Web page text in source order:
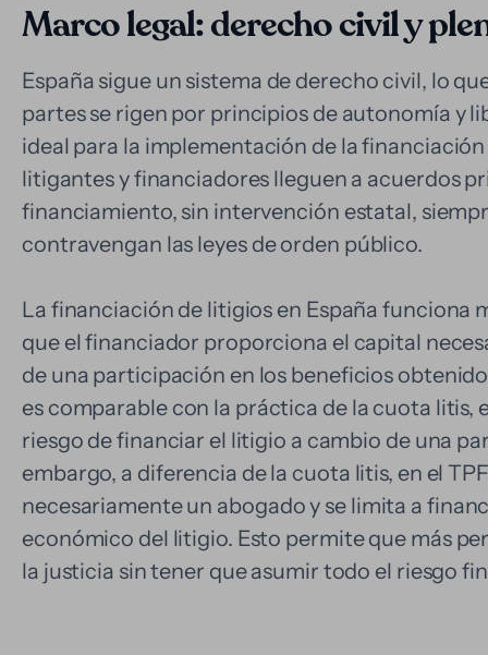
Marco legal: derecho civil y
España sigue un sistema de derecho civil, lo
partes se rigen por principios de autonomía y
ideal para la implementación de la
litigantes y financiadores lleguen a acuerdos
financiamiento, sin intervención estatal,
contravengan las leyes de orden público.
La financiación de litigios en España funciona
que el financiador proporciona el capital
de una participación en los beneficios
es comparable con la práctica de la cuota litis,
riesgo de financiar el litigio a cambio de una
embargo, a diferencia de la cuota litis, en el
necesariamente un abogado y se limita a
económico del litigio. Esto permite que más
la justicia sin tener que asumir todo el riesgo